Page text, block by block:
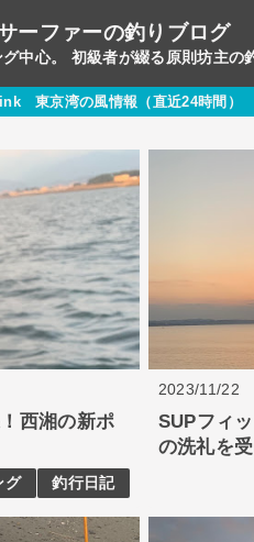
ーファーの釣りブログ
中心。 初級者が綴る原則坊主
東京湾の風情報（直近24時間）
西湘の新ポ
グ 釣行日記
2023/11/22
SUPフィ
の洗礼を